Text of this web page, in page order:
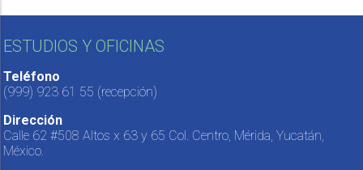
ESTUDIOS Y OFICINAS
Teléfono
(999) 923 61 55 (recepción)
Dirección
Calle 62 #508 Altos x 63 y 65 Col. Centro, Mérida, Yucatán,
México.